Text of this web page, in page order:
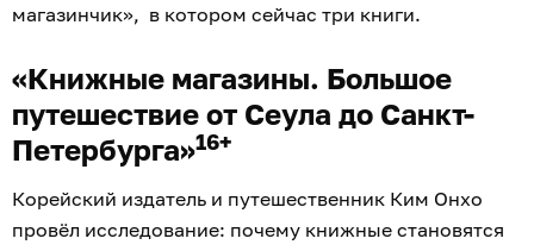
магазинчик», в котором сейчас три книги.
«Книжные магазины. Большое
путешествие от Сеула до Санкт-
Петербурга»16+
Корейский издатель и путешественник Ким Онхо
провёл исследование: почему книжные становятся